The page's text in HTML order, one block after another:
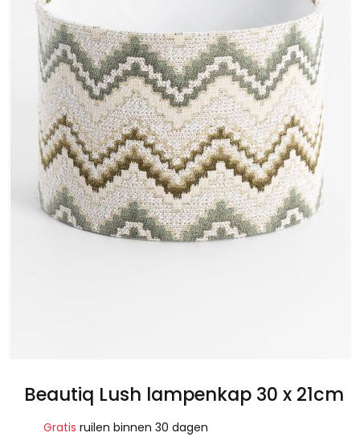
Beautiq Lush lampenkap 30 x 21cm
Gratis ruilen binnen 30 dagen